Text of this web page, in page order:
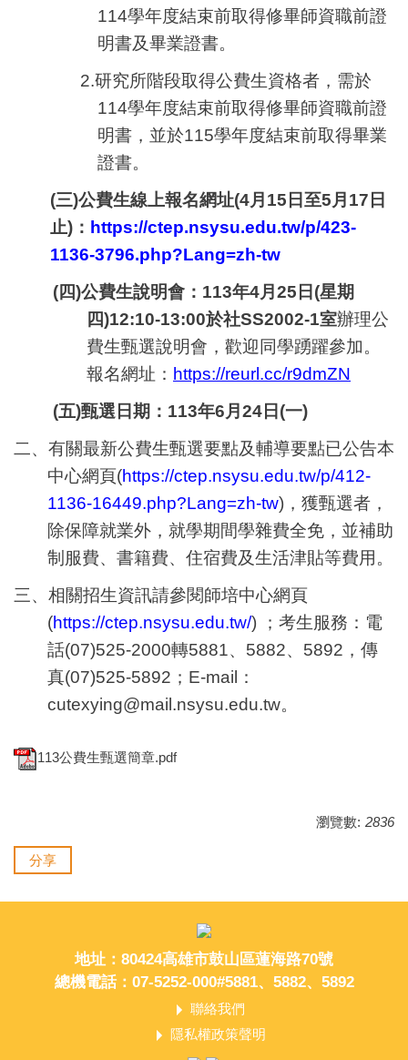
114學年度結束前取得修畢師資職前證
明書及畢業證書。
2.研究所階段取得公費生資格者，需於
114學年度結束前取得修畢師資職前證
明書，並於115學年度結束前取得畢業
證書。
(三)公費生線上報名網址(4月15日至5月17日
止)： https://ctep.nsysu.edu.tw/p/423-
1136-3796.php?Lang=zh-tw
(四)公費生說明會： 113年4月25日(星期
四)12:10-13:00於社SS2002-1室辦理公
費生甄選說明會，歡迎同學踴躍參加。
報名網址： https://reurl.cc/r9dmZN
(五)甄選日期：113年6月24日(一)
二、有關最新公費生甄選要點及輔導要點已公告本
中心網頁(https://ctep.nsysu.edu.tw/p/412-
1136-16449.php?Lang=zh-tw)，獲甄選者，
除保障就業外，就學期間學雜費全免，並補助
制服費、書籍費、住宿費及生活津貼等費用。
三、相關招生資訊請參閱師培中心網頁
(https://ctep.nsysu.edu.tw/) ；考生服務：電
話(07)525-2000轉5881、5882、5892，傳
真(07)525-5892；E-mail：
cutexying@mail.nsysu.edu.tw。
113公費生甄選簡章.pdf
瀏覽數: 2836
分享
地址：80424高雄市鼓山區蓮海路70號
總機電話：07-5252-000#5881、5882、5892
聯絡我們
隱私權政策聲明